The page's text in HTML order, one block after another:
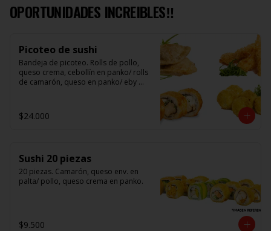
OPORTUNIDADES INCREIBLES‼️
Picoteo de sushi
Bandeja de picoteo. Rolls de pollo,
queso crema, cebollín en panko/ rolls
de camarón, queso en panko/ eby
crema)/ gyosas mixtas.
$24.000
Sushi 20 piezas
20 piezas. Camarón, queso env. en
palta/ pollo, queso crema en panko.
$9.500